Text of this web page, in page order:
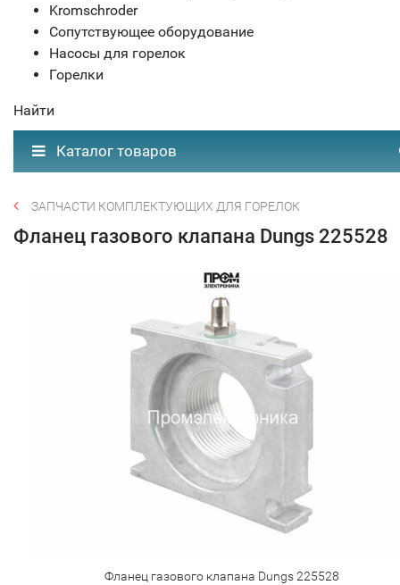
Kromschroder
Сопутствующее оборудование
Насосы для горелок
Горелки
Найти
Каталог товаров
ЗАПЧАСТИ КОМПЛЕКТУЮЩИХ ДЛЯ ГОРЕЛОК
Фланец газового клапана Dungs 225528
Фланец газового клапана Dungs 225528